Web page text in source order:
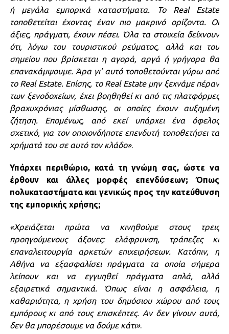
ή μεγάλα εμπορικά καταστήματα. Το Real Estate
τοποθετείται έχοντας έναν πιο μακρινό ορίζοντα. Οι
άξιες, πράγματι, έχουν πέσει. Όλα τα στοιχεία δείχνουν
ότι, λόγω του τουριστικού ρεύματος, αλλά και του
σημείου που βρίσκεται η αγορά, αργά ή γρήγορα θα
επανακάμψουμε. Άρα γι’ αυτό τοποθετούνται γύρω από
το Real Estate. Επίσης, το Real Estate μην ξεχνάμε πέραν
των ξενοδοχείων, έχει βοηθηθεί κι από τις πλατφόρμες
βραχυχρόνιας μίσθωσης, οι οποίες έχουν αυξημένη
ζήτηση. Επομένως, από εκεί υπάρχει ένα όφελος
σχετικό, για τον οποιονδήποτε επενδυτή τοποθετήσει τα
χρήματά του σε αυτό τον κλάδο».
Υπάρχει περιθώριο, κατά τη γνώμη σας, ώστε να
έρθουν και άλλες μορφές επενδύσεων; Όπως
πολυκαταστήματα και γενικώς προς την κατεύθυνση
της εμπορικής χρήσης;
«Χρειάζεται πρώτα να κινηθούμε στους τρεις
προηγούμενους άξονες: ελάφρυνση, τράπεζες κι
επαναλειτουργία αρκετών επιχειρήσεων. Κατόπιν, η
Αθήνα να εξασφαλίσει πράγματα τα οποία σήμερα
λείπουν και να εγγυηθεί πράγματα απλά, αλλά
εξαιρετικά σημαντικά. Όπως είναι η ασφάλεια, η
καθαριότητα, η χρήση του δημόσιου χώρου από τους
εμπόρους κι από τους επισκέπτες. Αν δεν γίνουν αυτά,
δεν θα μπορέσουμε να δούμε κάτι».